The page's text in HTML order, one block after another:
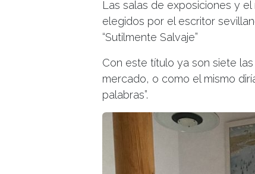
Las salas de exposiciones y
elegidos por el escritor
“Sutilmente Salvaje”
Con este título ya son siete
mercado, o como el mismo
palabras”.